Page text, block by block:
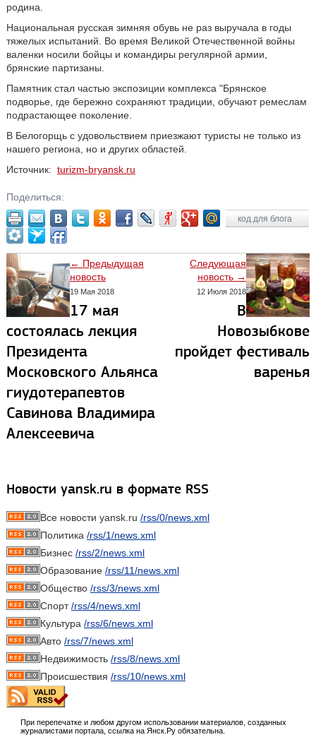
родина.
Национальная русская зимняя обувь не раз выручала в годы
тяжелых испытаний. Во время Великой Отечественной войны
валенки носили бойцы и командиры регулярной армии,
брянские партизаны.
Памятник стал частью экспозиции комплекса "Брянское
подворье, где бережно сохраняют традиции, обучают ремеслам
подрастающее поколение.
В Белогорщь с удовольствием приезжают туристы не только из
нашего региона, но и других областей.
Источник: turizm-bryansk.ru
Поделиться:
код для блога
← Предыдущая
новость
19 Мая 2018
17 мая
состоялась лекция
Президента
Московского Альянса
гиудотерапевтов
Савинова Владимира
Алексеевича
Следующая
новость →
12 Июля 2018
В
Новозыбкове
пройдет фестиваль
варенья
Новости yansk.ru в формате RSS
Все новости yansk.ru /rss/0/news.xml
Политика /rss/1/news.xml
Бизнес /rss/2/news.xml
Образование /rss/11/news.xml
Общество /rss/3/news.xml
Спорт/rss/4/news.xml
Культура /rss/6/news.xml
Авто /rss/7/news.xml
Недвижимость /rss/8/news.xml
Происшествия /rss/10/news.xml
При перепечатке и любом другом использовании материалов, созданных
журналистами портала, ссылка на Янск.Ру обязательна.